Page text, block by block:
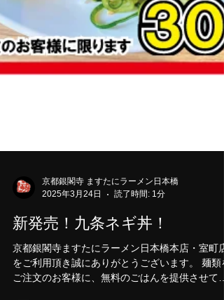
京都銀閣寺 ますたにラーメン日本橋
2025年3月24日
読了時間: 1分
新発売！九条ネギ丼！